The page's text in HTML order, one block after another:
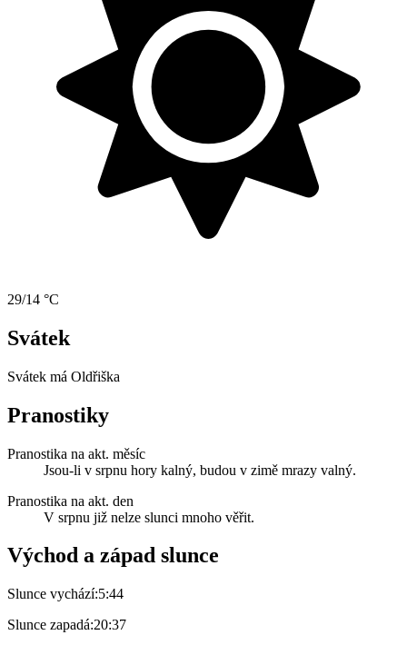
29/14 °C
Svátek
Svátek má Oldřiška
Pranostiky
Pranostika na akt. měsíc
Jsou-li v srpnu hory kalný, budou v zimě mrazy valný.
Pranostika na akt. den
V srpnu již nelze slunci mnoho věřit.
Východ a západ slunce
Slunce vychází:5:44
Slunce zapadá:20:37